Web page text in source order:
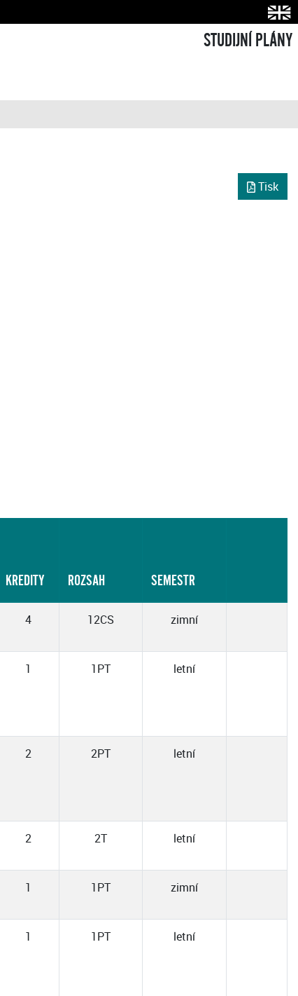
STUDIJNÍ PLÁNY
Tisk
KREDITY ROZSAH SEMESTR
4 12CS zimní
1 1PT letní
2 2PT letní
2 2T letní
1 1PT zimní
1 1PT letní